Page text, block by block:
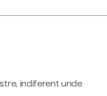
indiferent unde